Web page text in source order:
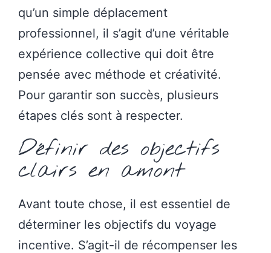
qu’un simple déplacement
professionnel, il s’agit d’une véritable
expérience collective qui doit être
pensée avec méthode et créativité.
Pour garantir son succès, plusieurs
étapes clés sont à respecter.
Définir des objectifs
clairs en amont
Avant toute chose, il est essentiel de
déterminer les objectifs du voyage
incentive. S’agit-il de récompenser les